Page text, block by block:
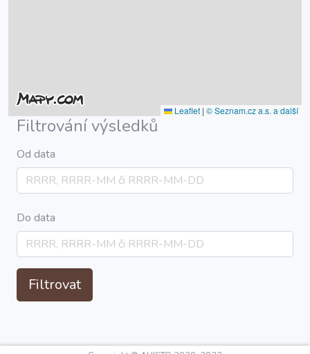
Leaflet | © Seznam.cz a.s. a další
Filtrování výsledků
Od data
Do data
Filtrovat